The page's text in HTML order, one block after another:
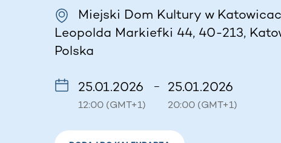
Miejski Dom Kultury w
Leopolda Markiefki 44, 40-213,
Polska
25.01.2026
12:00 (GMT+1)
– 25.01.2026
20:00 (GMT+1)